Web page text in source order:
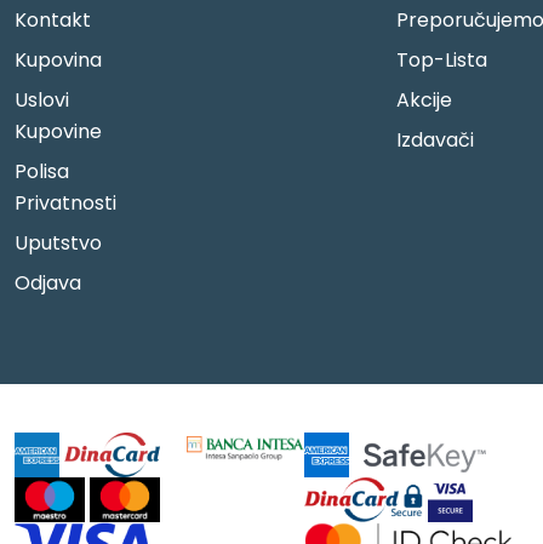
Kontakt
Kupovina
Uslovi
Kupovine
Polisa
Privatnosti
Uputstvo
Odjava
Preporučujemo
Top-Lista
Akcije
Izdavači